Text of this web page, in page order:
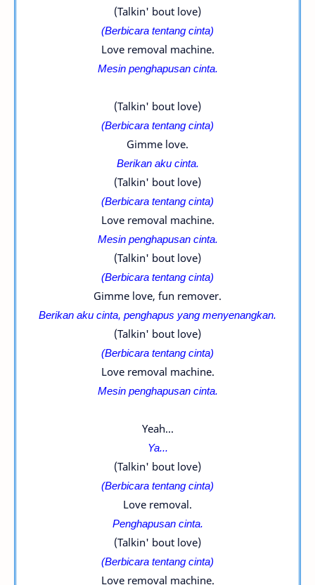
(Talkin' bout love)
(Berbicara tentang cinta)
Love removal machine.
Mesin penghapusan cinta.
(Talkin' bout love)
(Berbicara tentang cinta)
Gimme love.
Berikan aku cinta.
(Talkin' bout love)
(Berbicara tentang cinta)
Love removal machine.
Mesin penghapusan cinta.
(Talkin' bout love)
(Berbicara tentang cinta)
Gimme love, fun remover.
Berikan aku cinta, penghapus yang menyenangkan.
(Talkin' bout love)
(Berbicara tentang cinta)
Love removal machine.
Mesin penghapusan cinta.
Yeah...
Ya...
(Talkin' bout love)
(Berbicara tentang cinta)
Love removal.
Penghapusan cinta.
(Talkin' bout love)
(Berbicara tentang cinta)
Love removal machine.